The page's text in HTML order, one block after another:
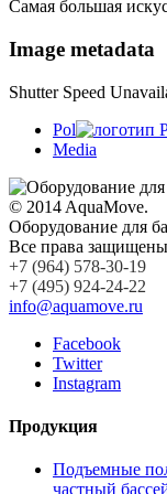
Самая большая
Image metadata
Shutter Speed
Pol
Media
© 2014 AquaMove.
Оборудование для
Все права
+7 (964) 578-30-19
+7 (495) 924-24-22
info@aquamove.ru
Facebook
Twitter
Instagram
Продукция
Подъемные
частный